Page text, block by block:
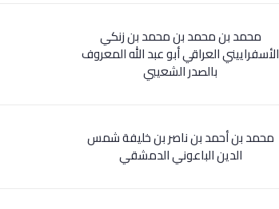
محمد بن محمد بن محمد بن زنكي
الأسفراييني العراقي أبو عبد الله المعروف
بالصدر الشعيبي
محمد بن أحمد بن ناصر بن خليفة شمس
الدين الباعوني الدمشقي